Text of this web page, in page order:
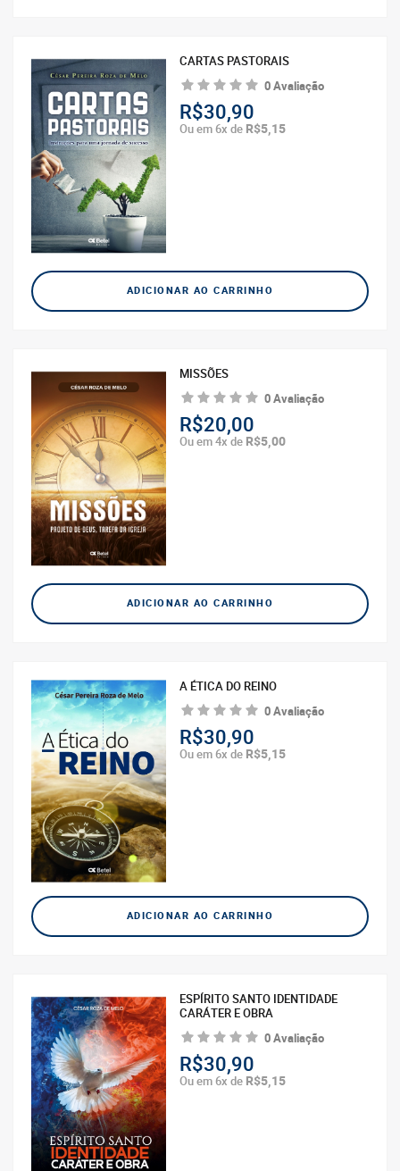
CARTAS PASTORAIS
0 Avaliação
R$30,90
Ou em 6x de R$5,15
ADICIONAR AO CARRINHO
MISSÕES
0 Avaliação
R$20,00
Ou em 4x de R$5,00
ADICIONAR AO CARRINHO
A ÉTICA DO REINO
0 Avaliação
R$30,90
Ou em 6x de R$5,15
ADICIONAR AO CARRINHO
ESPÍRITO SANTO IDENTIDADE
CARÁTER E OBRA
0 Avaliação
R$30,90
Ou em 6x de R$5,15